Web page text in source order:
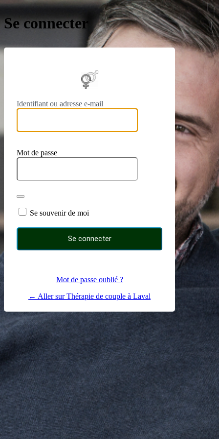
Se connecter
Identifiant ou adresse e-mail
Mot de passe
Se souvenir de moi
Mot de passe oublié ?
← Aller sur Thérapie de couple à Laval